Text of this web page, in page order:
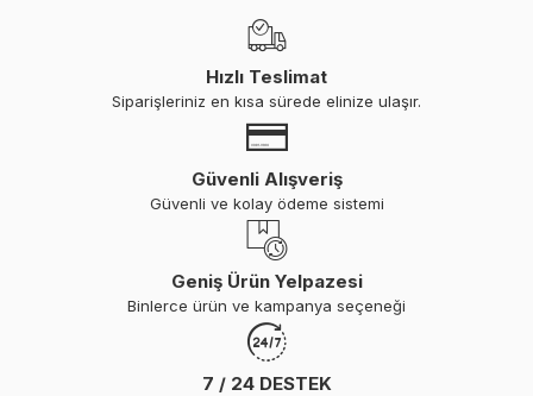
Hızlı Teslimat
Siparişleriniz en kısa sürede elinize ulaşır.
Güvenli Alışveriş
Güvenli ve kolay ödeme sistemi
Geniş Ürün Yelpazesi
Binlerce ürün ve kampanya seçeneği
7 / 24 DESTEK